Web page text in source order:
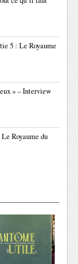
5 : Le Royaume
» – Interview
Royaume du